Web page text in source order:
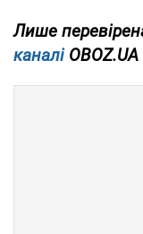
Лише
каналіOBOZ.UA